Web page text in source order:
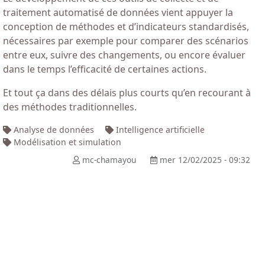
traitement automatisé de données vient appuyer la
conception de méthodes et d’indicateurs standardisés,
nécessaires par exemple pour comparer des scénarios
entre eux, suivre des changements, ou encore évaluer
dans le temps l’efficacité de certaines actions.
Et tout ça dans des délais plus courts qu’en recourant à
des méthodes traditionnelles.
Analyse de données
Intelligence artificielle
Modélisation et simulation
mc-chamayou
mer 12/02/2025 - 09:32